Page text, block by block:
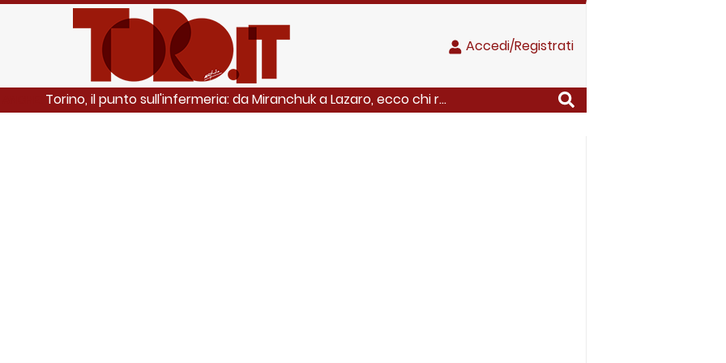
Accedi/Registrati
Torino, il punto sull'infermeria: da Miranchuk a Lazaro, ecco chi r...